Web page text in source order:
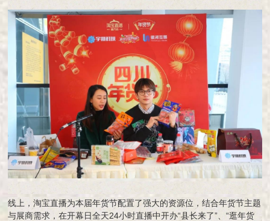
线上，淘宝直播为本届年货节配置了强大的资源位，结合年货节主题
与展商需求，在开幕日全天24小时直播中开办“县长来了”、“逛年货